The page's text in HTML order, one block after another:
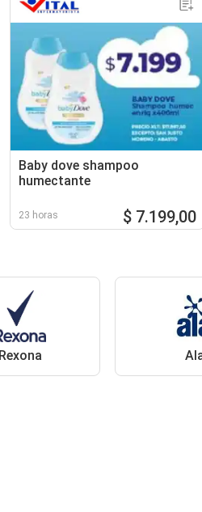
Baby dove shampoo
humectante
23 horas $ 7.199,00
Rexona